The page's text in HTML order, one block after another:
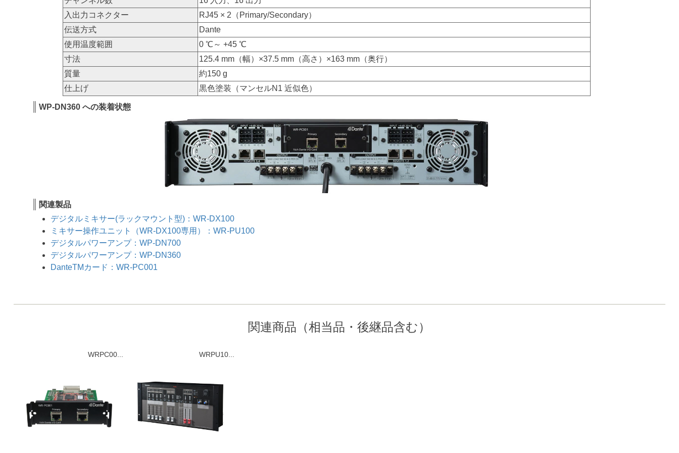
入出力コネクター
RJ45 × 2（Primary/Secondary）
伝送方式
Dante
使用温度範囲
0 ℃～ +45 ℃
寸法
125.4 mm（幅）×37.5 mm（高さ）×163 mm（奥行）
質量
約150 g
仕上げ
黒色塗装（マンセルN1 近似色）
WP-DN360 への装着状態
関連製品
デジタルミキサー(ラックマウント型)：WR-DX100
ミキサー操作ユニット（WR-DX100専用）：WR-PU100
デジタルパワーアンプ：WP-DN700
デジタルパワーアンプ：WP-DN360
DanteTMカード：WR-PC001
関連商品（相当品・後継品含む）
WRPC00... WRPU10...